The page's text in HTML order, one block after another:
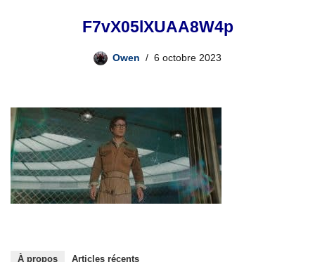
F7vX05lXUAA8W4p
Owen 6 octobre 2023
À propos Articles récents